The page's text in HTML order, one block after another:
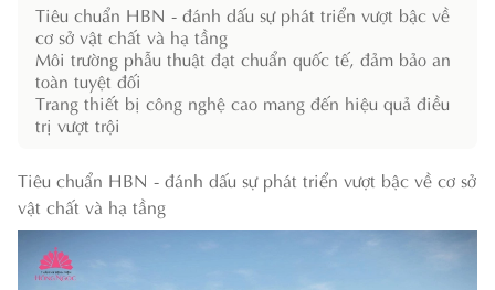
Tiêu chuẩn HBN - đánh dấu sự phát triển vượt bậc về
cơ sở vật chất và hạ tầng
Môi trường phẫu thuật đạt chuẩn quốc tế, đảm bảo an
toàn tuyệt đối
Trang thiết bị công nghệ cao mang đến hiệu quả điều
trị vượt trội
Tiêu chuẩn HBN - đánh dấu sự phát triển vượt bậc về cơ sở
vật chất và hạ tầng